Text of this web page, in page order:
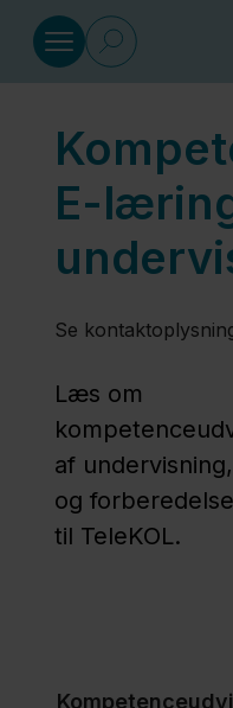
Sundhed
Social
Klima
miljø
Regional
Udvikling
E-
Se
Læs om
af
og
til TeleKOL.